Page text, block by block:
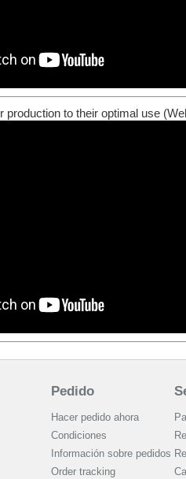
production to their optimal use
Pedido
Hacer pedido ahora
Condiciones
Información sobre pedidos
Order tracking